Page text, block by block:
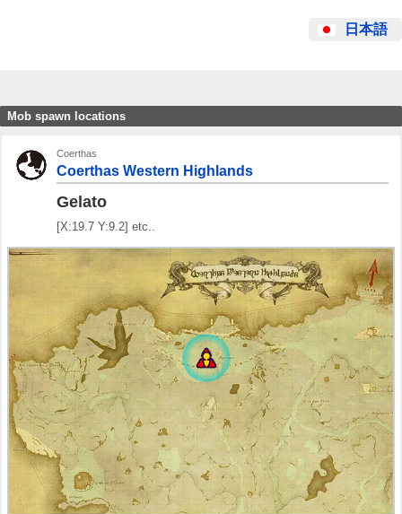
日本語
Mob spawn locations
Coerthas
Coerthas Western Highlands
Gelato
[X:19.7 Y:9.2] etc..